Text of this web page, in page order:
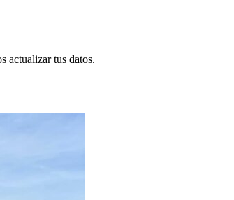
actualizar tus datos.